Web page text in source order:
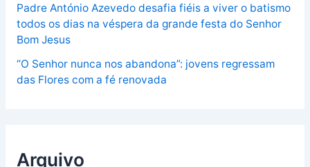
Padre António Azevedo desafia fiéis a viver o batismo
todos os dias na véspera da grande festa do Senhor
Bom Jesus
“O Senhor nunca nos abandona”: jovens regressam
das Flores com a fé renovada
Arquivo